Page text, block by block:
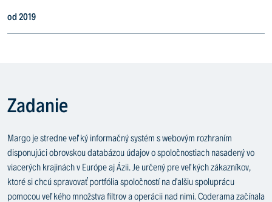
od 2019
Zadanie
Margo je stredne veľký informačný systém s webovým rozhraním
disponujúci obrovskou databázou údajov o spoločnostiach nasadený vo
viacerých krajinách v Európe aj Ázii. Je určený pre veľkých zákazníkov,
ktoré si chcú spravovať portfólia spoločností na ďalšiu spoluprácu
pomocou veľkého množstva filtrov a operácii nad nimi. Coderama začínala